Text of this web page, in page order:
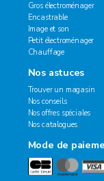
Gros électroménager
Encastrable
Image et son
Petit électroménager
Chauffage
Nos astuces
Trouver un magasin
Nos conseils
Nos offres spéciales
Nos catalogues
Mode de